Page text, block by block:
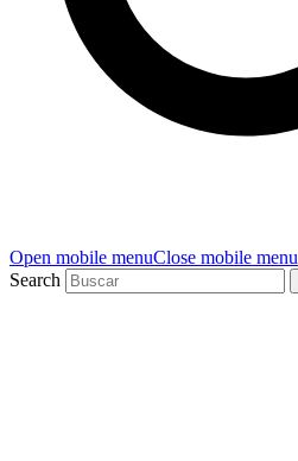
Open mobile menuClose mobile menu
Search